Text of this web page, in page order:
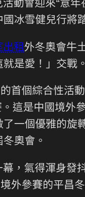
動會迎來“意年
冰雪健兒行將
出租外冬奧會牛
是愛！」交戰。
首個綜合性活
這是中國境外
一個優雅的旋
奧會。
幕，氣得渾身發
外參賽的平昌